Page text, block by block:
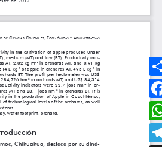
UMFM Radio
Revistas
Podcast
Directorio
EN LA UMANIZALES
Pregrados